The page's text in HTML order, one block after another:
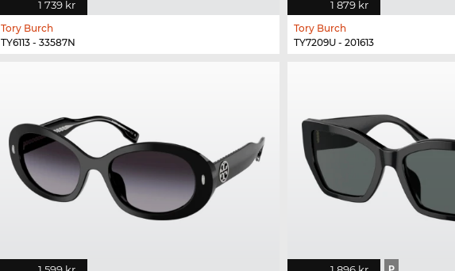
1 739 kr
Tory Burch
TY6113 - 33587N
1 879 kr
Tory Burch
TY7209U - 201613
P